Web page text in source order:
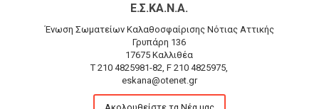
Ε.Σ.ΚΑ.Ν.Α.
Ένωση Σωματείων Καλαθοσφαίρισης Νότιας Αττικής
Γρυπάρη 136
17675 Καλλιθέα
T 210 4825981-82, F 210 4825975,
eskana@otenet.gr